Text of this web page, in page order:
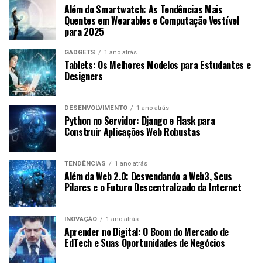
Além do Smartwatch: As Tendências Mais
Quentes em Wearables e Computação Vestível
para 2025
GADGETS 1 ano atrás
Tablets: Os Melhores Modelos para Estudantes e
Designers
DESENVOLVIMENTO 1 ano atrás
Python no Servidor: Django e Flask para
Construir Aplicações Web Robustas
TENDÊNCIAS 1 ano atrás
Além da Web 2.0: Desvendando a Web3, Seus
Pilares e o Futuro Descentralizado da Internet
INOVAÇÃO 1 ano atrás
Aprender no Digital: O Boom do Mercado de
EdTech e Suas Oportunidades de Negócios